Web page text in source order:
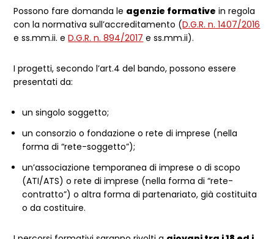
Possono fare domanda le agenzie formative in regola
con la normativa sull’accreditamento (D.G.R. n. 1407/2016
e ss.mm.ii. eD.G.R. n. 894/2017 e ss.mm.ii).
I progetti, secondo l’art.4 del bando, possono essere
presentati da:
un singolo soggetto;
un consorzio o fondazione o rete di imprese (nella
forma di “rete-soggetto”);
un’associazione temporanea di imprese o di scopo
(ATI/ATS) o rete di imprese (nella forma di “rete-
contratto”) o altra forma di partenariato, già costituita
o da costituire.